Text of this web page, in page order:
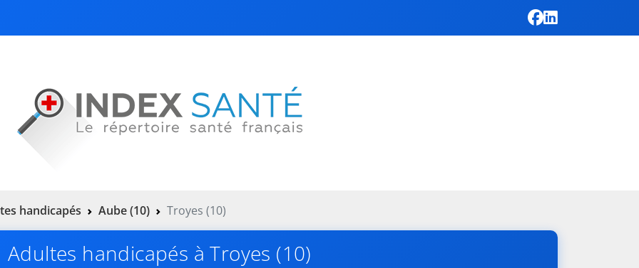
handicapés Aube (10) Troyes (10)
Adultes handicapés à Troyes (10)